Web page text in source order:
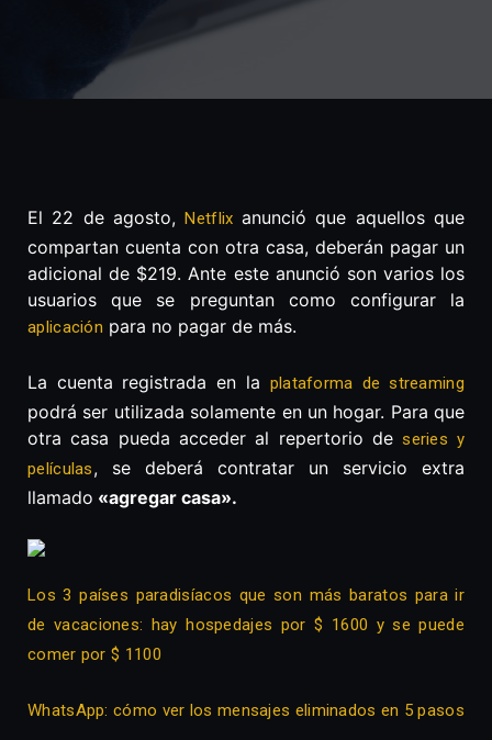
El 22 de agosto,Netflix anunció que aquellos que
compartan cuenta con otra casa, deberán pagar un
adicional de $219. Ante este anunció son varios los
usuarios que se preguntan como configurar la
aplicación para no pagar de más.
La cuenta registrada en la plataforma de streaming
podrá ser utilizada solamente en un hogar. Para que
otra casa pueda acceder al repertorio deseries y
películas, se deberá contratar un servicio extra
llamado «agregar casa».
Los 3 países paradisíacos que son más baratos para ir
de vacaciones: hay hospedajes por $ 1600 y se puede
comer por $ 1100
WhatsApp: cómo ver los mensajes eliminados en 5 pasos